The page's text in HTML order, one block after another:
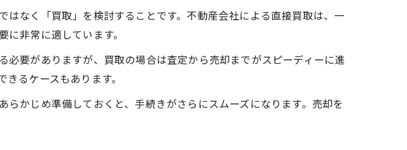
金調達の実践的な流れ
対応する不動産売却術
おきたい売却手順
目指すための手順解説
産売却の準備と進め方
なく「買取」を検討することです。不動産会社による直接買取は、一
非常に適しています。
要がありますが、買取の場合は査定から売却までがスピーディーに進
るケースもあります。
かじめ準備しておくと、手続きがさらにスムーズになります。売却を